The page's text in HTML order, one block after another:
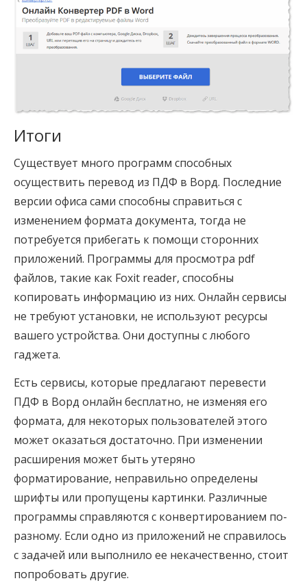
Итоги
Существует много программ способных
осуществить перевод из ПДФ в Ворд. Последние
версии офиса сами способны справиться с
изменением формата документа, тогда не
потребуется прибегать к помощи сторонних
приложений. Программы для просмотра pdf
файлов, такие как Foxit reader, способны
копировать информацию из них. Онлайн сервисы
не требуют установки, не используют ресурсы
вашего устройства. Они доступны с любого
гаджета.
Есть сервисы, которые предлагают перевести
ПДФ в Ворд онлайн бесплатно, не изменяя его
формата, для некоторых пользователей этого
может оказаться достаточно. При изменении
расширения может быть утеряно
форматирование, неправильно определены
шрифты или пропущены картинки. Различные
программы справляются с конвертированием по-
разному. Если одно из приложений не справилось
с задачей или выполнило ее некачественно, стоит
попробовать другие.